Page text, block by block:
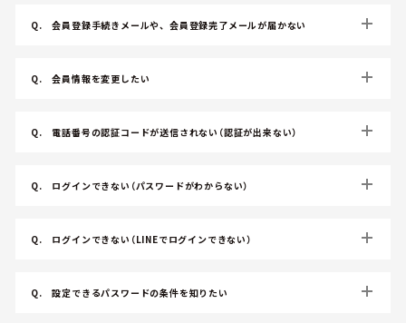
Q. 会員登録手続きメールや、会員登録完了メールが届かない
Q. 会員情報を変更したい
Q. 電話番号の認証コードが送信されない（認証が出来ない）
Q. ログインできない（パスワードがわからない）
Q. ログインできない（LINEでログインできない）
Q. 設定できるパスワードの条件を知りたい